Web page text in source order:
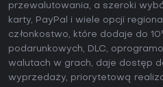
przewalutowania, a szeroki
karty, PayPal i wiele opcji
członkostwo, które dodaje do
podarunkowych, DLC,
walutach w grach, daje dostęp
wyprzedaży, priorytetową